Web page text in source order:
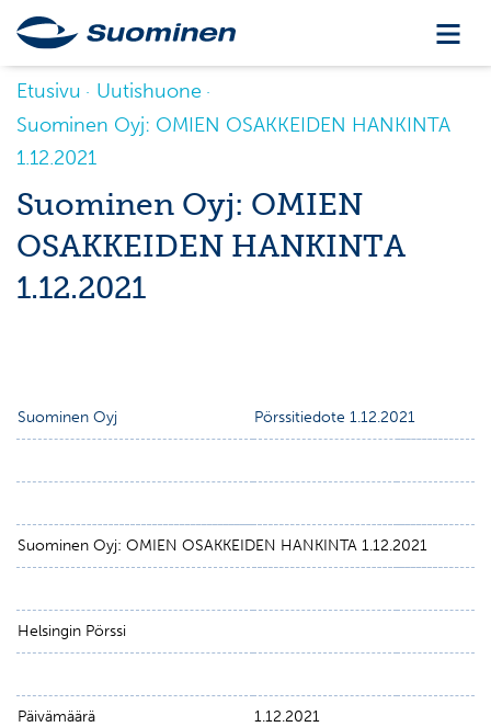
Etusivu
Uutishuone
Suominen Oyj: OMIEN OSAKKEIDEN HANKINTA
1.12.2021
Suominen Oyj: OMIEN
OSAKKEIDEN HANKINTA
1.12.2021
Suominen Oyj Pörssitiedote 1.12.2021
Suominen Oyj: OMIEN OSAKKEIDEN HANKINTA 1.12.2021
Helsingin Pörssi
Päivämäärä 1.12.2021